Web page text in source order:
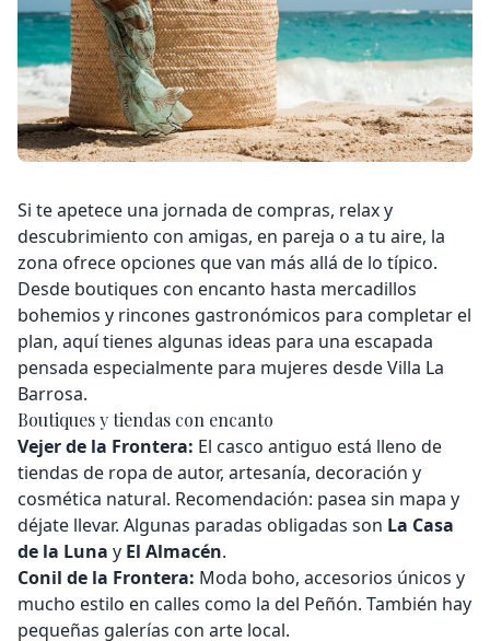
Si te apetece una jornada de compras, relax y
descubrimiento con amigas, en pareja o a tu aire, la
zona ofrece opciones que van más allá de lo típico.
Desde boutiques con encanto hasta mercadillos
bohemios y rincones gastronómicos para completar el
plan, aquí tienes algunas ideas para una escapada
pensada especialmente para mujeres desdeVilla La
Barrosa.
Boutiques y tiendas con encanto
Vejer de la Frontera: El casco antiguo está lleno de
tiendas de ropa de autor, artesanía, decoración y
cosmética natural. Recomendación: pasea sin mapa y
déjate llevar. Algunas paradas obligadas son La Casa
de la Luna y El Almacén.
Conil de la Frontera: Moda boho, accesorios únicos y
mucho estilo en calles como la del Peñón. También hay
pequeñas galerías con arte local.